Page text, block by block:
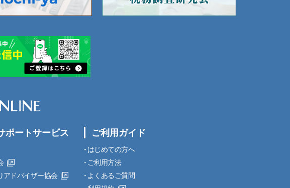
ポートサービス
アドバイザー協会
ご利用ガイド
はじめての方へ
ご利用方法
よくあるご質問